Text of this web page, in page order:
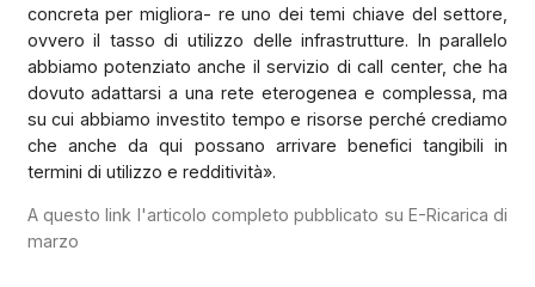
concreta per migliora- re uno dei temi chiave del settore,
ovvero il tasso di utilizzo delle infrastrutture. In parallelo
abbiamo potenziato anche il servizio di call center, che ha
dovuto adattarsi a una rete eterogenea e complessa, ma
su cui abbiamo investito tempo e risorse perché crediamo
che anche da qui possano arrivare benefici tangibili in
termini di utilizzo e redditività».
A questo link l'articolo completo pubblicato su E-Ricarica di
marzo